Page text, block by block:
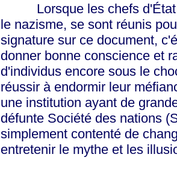
Lorsque les chefs d'État,
le nazisme, se sont réunis
signature sur ce document,
donner bonne conscience et
d'individus encore sous le
réussir à endormir leur
une institution ayant de
défunte Société des nations
simplement contenté de
entretenir le mythe et les